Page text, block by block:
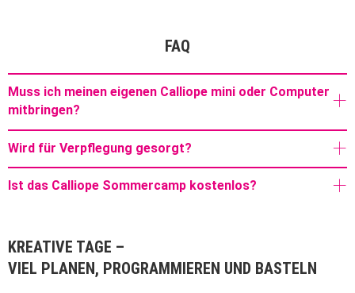
FAQ
Muss ich meinen eigenen Calliope mini oder Computer
mitbringen?
Wird für Verpflegung gesorgt?
Ist das Calliope Sommercamp kostenlos?
KREATIVE TAGE –
VIEL PLANEN, PROGRAMMIEREN UND BASTELN